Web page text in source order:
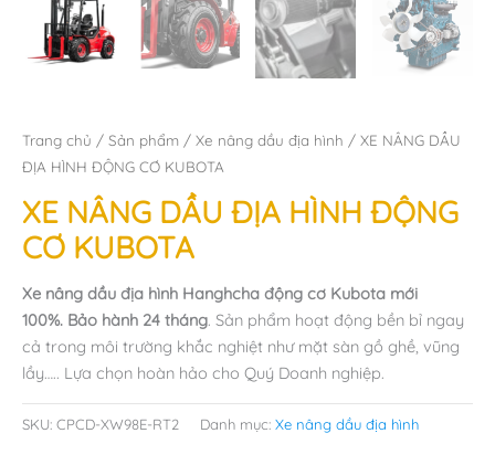
Trang chủ / Sản phẩm / Xe nâng dầu địa hình / XE NÂNG DẦU
ĐỊA HÌNH ĐỘNG CƠ KUBOTA
XE NÂNG DẦU ĐỊA HÌNH ĐỘNG
CƠ KUBOTA
Xe nâng dầu địa hình Hanghcha động cơ Kubota mới
100%. Bảo hành 24 tháng. Sản phẩm hoạt động bền bỉ ngay
cả trong môi trường khắc nghiệt như mặt sàn gồ ghề, vũng
lầy….. Lựa chọn hoàn hảo cho Quý Doanh nghiệp.
SKU: CPCD-XW98E-RT2 Danh mục: Xe nâng dầu địa hình